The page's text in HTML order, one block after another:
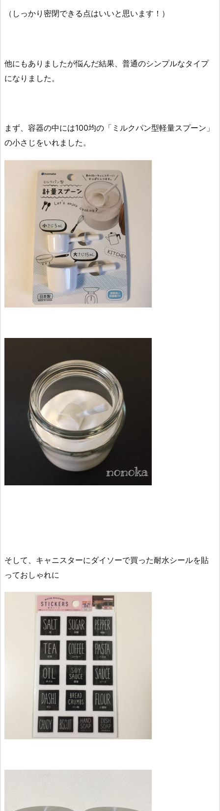
（しっかり密閉できる点はいいと思います！）
他にもありましたが悩んだ結果、普通のシンプルなタイプ
になりました。
まず、容器の中には100均の「ミルクパン型軽量スプーン」
の小さじをいれました。
そして、キャニスターにダイソーで買った耐水シールを貼
っておしゃれに